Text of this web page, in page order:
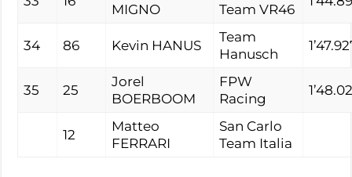
MIGNO
Team VR46
34 86 Kevin HANUS
Team
Hanusch
35 25
Jorel
BOERBOOM
FPW
Racing
12
Matteo
FERRARI
San Carlo
Team Italia